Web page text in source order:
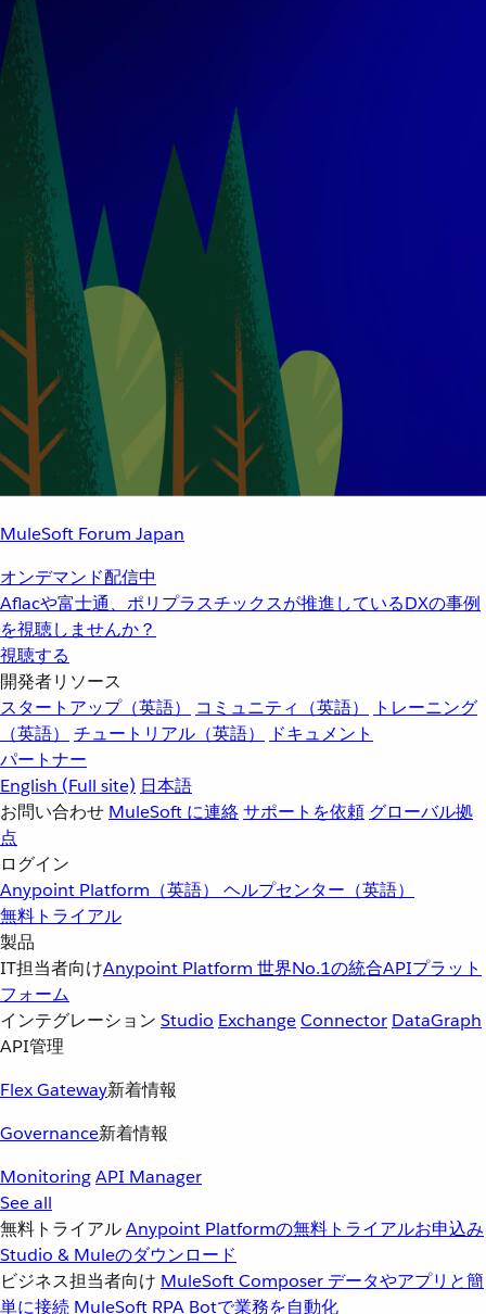
MuleSoft Forum Japan
オンデマンド配信中
Aflacや富士通、ポリプラスチックスが推進しているDXの事例
を視聴しませんか？
視聴する
開発者リソース
スタートアップ（英語）
コミュニティ（英語）
トレーニング
（英語）
チュートリアル（英語）
ドキュメント
パートナー
English (Full site) 日本語
お問い合わせ MuleSoft に連絡サポートを依頼 グローバル拠
点
ログイン
Anypoint Platform（英語） ヘルプセンター（英語）
無料トライアル
製品
IT担当者向けAnypoint Platform 世界No.1の統合APIプラット
フォーム
インテグレーション Studio ExchangeConnector DataGraph
API管理
Flex Gateway新着情報
Governance新着情報
MonitoringAPI Manager
See all
無料トライアルAnypoint Platformの無料トライアルお申込み
Studio & Muleのダウンロード
ビジネス担当者向け MuleSoft Composer データやアプリと簡
単に接続 MuleSoft RPA Botで業務を自動化